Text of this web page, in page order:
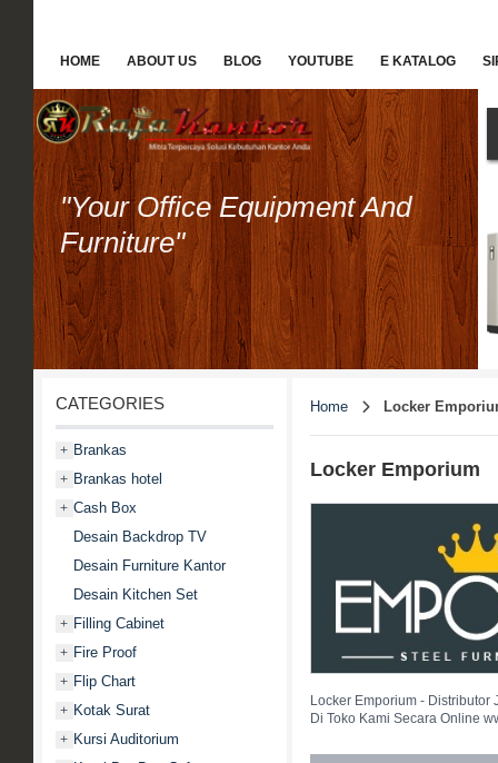
HOME ABOUT US BLOG YOUTUBE E KATALOG
"Your Office Equipment And
Furniture"
CATEGORIES
+ Brankas
+ Brankas hotel
+ Cash Box
Desain Backdrop TV
Desain Furniture Kantor
Desain Kitchen Set
+ Filling Cabinet
+ Fire Proof
+ Flip Chart
+ Kotak Surat
+ Kursi Auditorium
Home Locker
Locker Emporium
Locker Emporium -
Di Toko Kami Secara Online